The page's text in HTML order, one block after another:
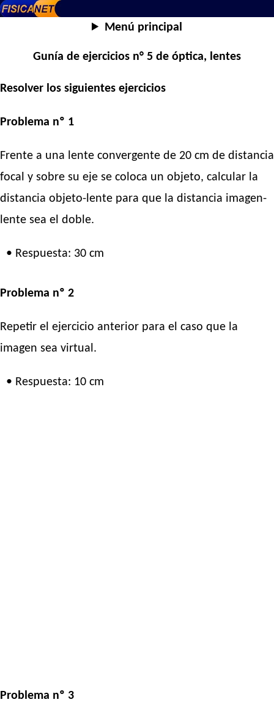
Menú principal
Gunía de ejercicios n° 5 de óptica, lentes
Resolver los siguientes ejercicios
Problema nº 1
Frente a una lente convergente de 20 cm de distancia
focal y sobre su eje se coloca un objeto, calcular la
distancia objeto-lente para que la distancia imagen-
lente sea el doble.
• Respuesta: 30 cm
Problema nº 2
Repetir el ejercicio anterior para el caso que la
imagen sea virtual.
• Respuesta: 10 cm
Problema nº 3